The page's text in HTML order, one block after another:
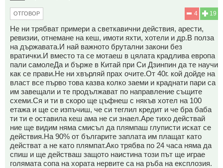
19
4
ОТГОВОР
Не ни трябват примери а светкавични действия, арести,
ревизии, отнемане на кеш, имоти яхти, хотели и др.В полза
на държавата.И най важното брутални закони без
вратички.И вместо та се мотаеш в цялата крадлива европа
пали самолеДа и бърже в Китай при Си Дзинпин да те научи
как се прави.Не ни хвърляй прах очите.От 40г. кой дойде на
власт все първо това казва колко заеми и краднати пари са
им завещали и те продължават по направление същите
схеми.Ся и ти в скоро ще цъфнеш с някъв хотел на 100
етажа и ще се изпъчиш, че си теглил кредит и че бра баба
ти ти е оставила кеш ама не си знаел.Аре тихо действай
ние ще видим няма смисъл да плямпаш глуписти искат се
действия.На 90% от българите заплата им плащат като
действат а не като плямпат.Ако трябва по 24 часа няма да
спиш и ще действаш защото наистина този път ще играе
голямата сопа на хората нервите са на ръба на експлозия.